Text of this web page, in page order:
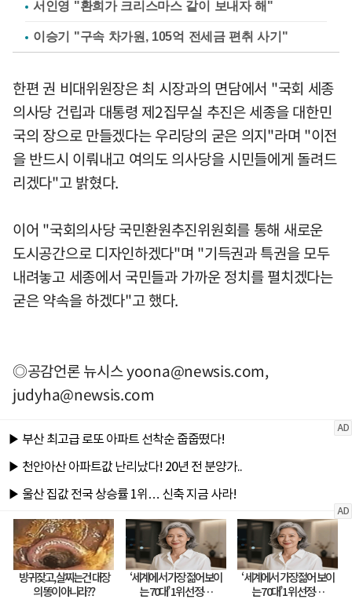
서인영 "환희가 크리스마스 같이 보내자 해"
이승기 "구속 차가원, 105억 전세금 편취 사기"
한편 권 비대위원장은 최 시장과의 면담에서 "국회 세종
의사당 건립과 대통령 제2집무실 추진은 세종을 대한민
국의 장으로 만들겠다는 우리당의 굳은 의지"라며 "이전
을 반드시 이뤄내고 여의도 의사당을 시민들에게 돌려드
리겠다"고 밝혔다.
이어 "국회의사당 국민환원추진위원회를 통해 새로운
도시공간으로 디자인하겠다"며 "기득권과 특권을 모두
내려놓고 세종에서 국민들과 가까운 정치를 펼치겠다는
굳은 약속을 하겠다"고 했다.
◎공감언론 뉴시스yoona@newsis.com,
judyha@newsis.com